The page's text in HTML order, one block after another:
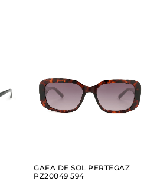
VER AÑADIR
GAFA DE SOL PERTEGAZ
PZ20049 594